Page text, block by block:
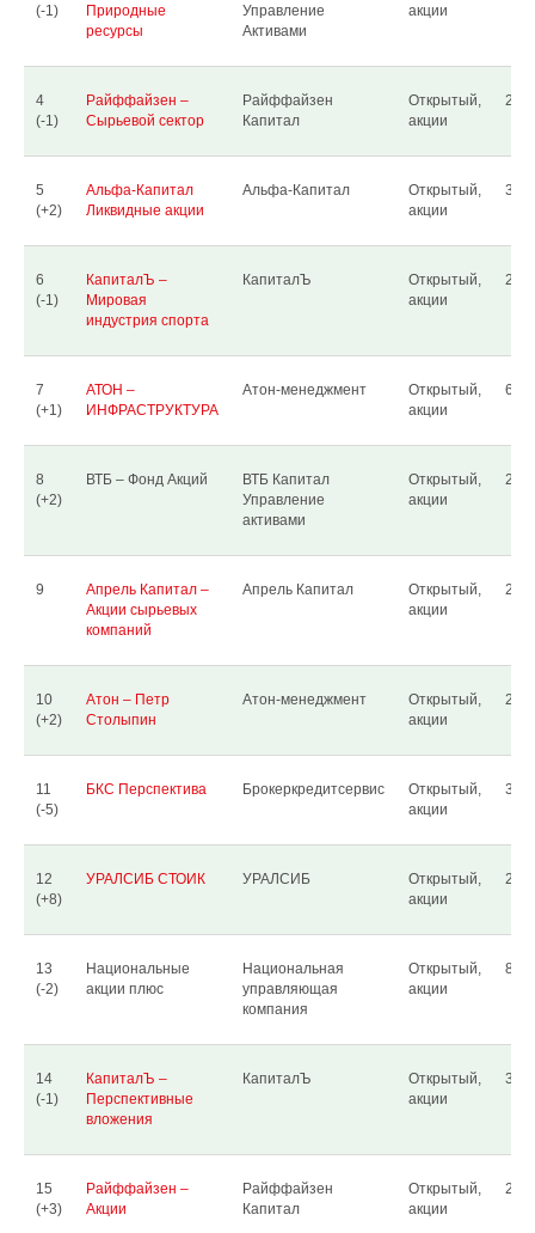
(-1)
Природные
ресурсы
Управление
Активами
акции
4
(-1)
Райффайзен –
Сырьевой сектор
Райффайзен
Капитал
Открытый,
акции
22
5
(+2)
Альфа-Капитал
Ликвидные акции
Альфа-Капитал
Открытый,
акции
3
6
(-1)
КапиталЪ –
Мировая
индустрия спорта
КапиталЪ
Открытый,
акции
2
7
(+1)
АТОН –
ИНФРАСТРУКТУРА
Атон-менеджмент
Открытый,
акции
8
(+2)
ВТБ – Фонд Акций
ВТБ Капитал
Управление
активами
Открытый,
акции
9
Апрель Капитал –
Акции сырьевых
компаний
Апрель Капитал
Открытый,
акции
10
(+2)
Атон – Петр
Столыпин
Атон-менеджмент
Открытый,
акции
2
11
(-5)
БКС Перспектива Брокеркредитсервис
Открытый,
акции
3
12
(+8)
УРАЛСИБ СТОИК УРАЛСИБ
Открытый,
акции
2
13
(-2)
Национальные
акции плюс
Национальная
управляющая
компания
Открытый,
акции
14
(-1)
КапиталЪ –
Перспективные
вложения
КапиталЪ
Открытый,
акции
3
15
(+3)
Райффайзен –
Акции
Райффайзен
Капитал
Открытый,
акции
25